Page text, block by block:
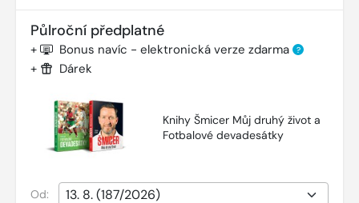
Půlroční předplatné
+ Bonus navíc - elektronická verze zdarma ?
+ Dárek
Knihy Šmicer Můj druhý život a
Fotbalové devadesátky
Od: